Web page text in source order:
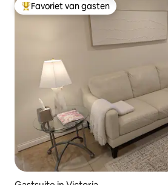
Topfavoriet van gasten
Favoriet van gasten